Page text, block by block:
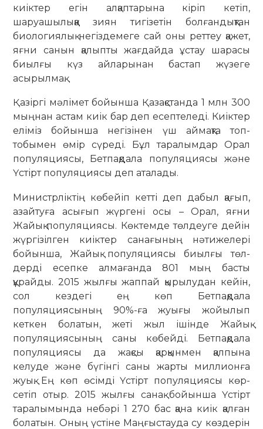
киіктер егін алқаптарына кіріп кетіп,
шаруашылыққа зиян тигізетін болғандықтан
биологиялық негіздемеге сай оны реттеу қажет,
яғни санын қалыпты жағдайда ұстау шарасы
биылғы күз айларынан бастап жүзеге
асырылмақ.
Қазіргі мәлімет бойынша Қазақ­станда 1 млн 300
мыңнан астам киік бар деп есептеледі. Киіктер
еліміз бойынша негізінен үш аймақта топ-
тобымен өмір сүреді. Бұл таралымдар Орал
популяциясы, Бетпақдала популяциясы және
Үстірт популяциясы деп аталады.
Министрліктің көбейіп кетті деп дабыл қағып,
азайтуға асығып жүргені осы – Орал, яғни
Жайық популяциясы. Көктемде төлдеуге дейін
жүргізілген киіктер санағының нәтижелері
бойын­ша, Жайық популяциясы биылғы төл­
дерді есепке алмағанда 801 мың басты
құрайды. 2015 жылғы жаппай қы­ры­лудан кейін,
сол кездегі ең көп Бетпақ­дала
популяциясының 90%-ға жуығы жо­йылып
кеткен болатын, жеті жыл ішін­де Жайық
популяциясының саны кө­бейді. Бетпақдала
популяциясы да жақ­сы қарқынмен қалпына
келуде және бүгінгі саны жарты миллионға
жуық. Ең көп өсімді Үстірт популяция­сы көр­
сетіп отыр. 2015 жылғы санақ бойын­ша Үстірт
таралымында небәрі 1 270 бас қана киік қалған
болатын. Оның үстіне Маңғыстауда су көздерін